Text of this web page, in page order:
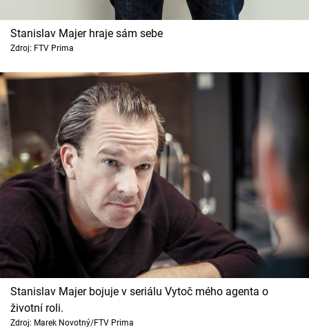
Stanislav Majer hraje sám sebe
Zdroj: FTV Prima
Stanislav Majer bojuje v seriálu Vytoč mého agenta o
životní roli.
Zdroj: Marek Novotný/FTV Prima